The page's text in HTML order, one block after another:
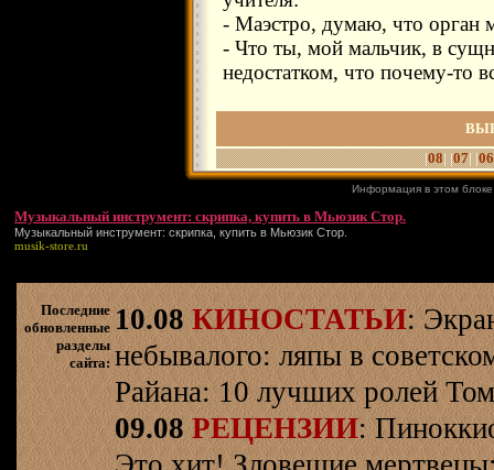
- Маэстро, думаю, что орган
- Что ты, мой мальчик, в
недостатком, что почему-то
|08| |07| |06
Информация в этом
Музыкальный инструмент: скрипка, купить в Мьюзик Стор.
Музыкальный инструмент: скрипка, купить в Мьюзик Стор.
musik-store.ru
Последние
обновленные
разделы
сайта:
10.08 КИНОСТАТЬИ:
небывалого: ляпы в
Райана: 10 лучших ролей
09.08 РЕЦЕНЗИИ: